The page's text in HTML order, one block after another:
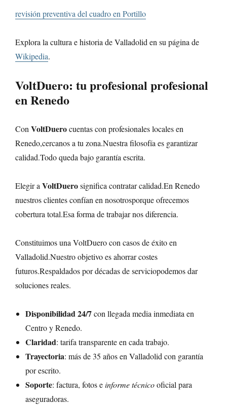
revisión preventiva del cuadro en Portillo
Explora la cultura e historia de Valladolid en su página de
Wikipedia.
VoltDuero: tu profesional profesional
en Renedo
ConVoltDuerocuentas con profesionales locales en
Renedo,cercanos a tu zona.Nuestra filosofía es garantizar
calidad.Todo queda bajo garantía escrita.
Elegir aVoltDuerosignifica contratar calidad.En Renedo
nuestros clientes confían en nosotrosporque ofrecemos
cobertura total.Esa forma de trabajar nos diferencia.
Constituimos una VoltDuero con casos de éxito en
Valladolid.Nuestro objetivo es ahorrar costes
futuros.Respaldados por décadas de serviciopodemos dar
soluciones reales.
Disponibilidad 24/7con llegada media inmediata en
Centro y Renedo.
Claridad: tarifa transparente en cada trabajo.
Trayectoria: más de 35 años en Valladolid con garantía
por escrito.
Soporte: factura, fotos einforme técnicooficial para
aseguradoras.